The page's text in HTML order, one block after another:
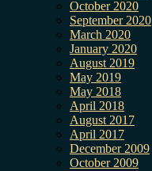
October 2020
September 2020
March 2020
January 2020
August 2019
May 2019
May 2018
April 2018
August 2017
April 2017
December 2009
October 2009